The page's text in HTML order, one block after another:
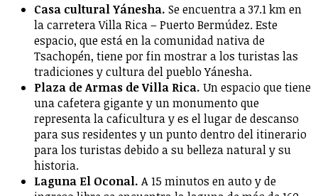
Casa cultural Yánesha. Se encuentra a 37.1 km en
la carretera Villa Rica – Puerto Bermúdez. Este
espacio, que está en la comunidad nativa de
Tsachopén, tiene por fin mostrar a los turistas las
tradiciones y cultura del pueblo Yánesha.
Plaza de Armas de Villa Rica. Un espacio que tiene
una cafetera gigante y un monumento que
representa la caficultura y es el lugar de descanso
para sus residentes y un punto dentro del itinerario
para los turistas debido a su belleza natural y su
historia.
Laguna El Oconal. A 15 minutos en auto y de